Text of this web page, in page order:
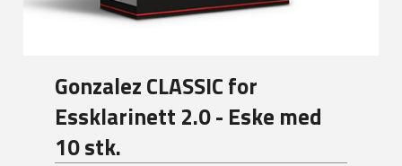
Gonzalez CLASSIC for
Essklarinett 2.0 - Eske med
10 stk.